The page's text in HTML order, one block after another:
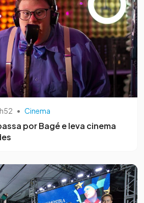
• Cinema
por Bagé e leva cinema